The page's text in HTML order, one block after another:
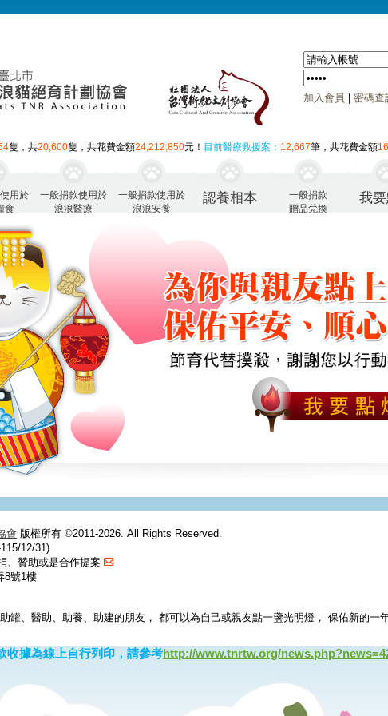
加入會員 密碼查
隻，共20,600隻，共花費金額24,212,850元！ 目前醫療救援案： 12,667筆，共花費金額
用於
食
一般捐款使用於
浪浪醫療
一般捐款使用於
浪浪安養
認養相本
一般捐款
贈品兌換
我
會 版權所有 ©2011-2026. All Rights Reserved.
12/31)
、贊助或是合作提案
8號1樓
罐、醫助、助養、助建的朋友， 都可以為自己或親友點一盞光明燈， 保佑新的一
收據為線上自行列印，請參考http://www.tnrtw.org/